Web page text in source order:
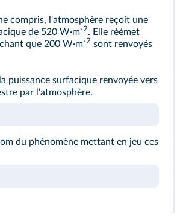
compris, l'atmosphère reçoit une
de 520 W·m-2. Elle réémet
que 200 W·m-2 sont renvoyés
puissance surfacique renvoyée vers
par l'atmosphère.
du phénomène mettant en jeu ces